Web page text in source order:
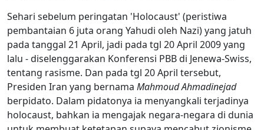
Sehari sebelum peringatan 'Holocaust' (peristiwa
pembantaian 6 juta orang Yahudi oleh Nazi) yang jatuh
pada tanggal 21 April, jadi pada tgl 20 April 2009 yang
lalu - diselenggarakan Konferensi PBB di Jenewa-Swiss,
tentang rasisme. Dan pada tgl 20 April tersebut,
Presiden Iran yang bernama Mahmoud Ahmadinejad
berpidato. Dalam pidatonya ia menyangkali terjadinya
holocaust, bahkan ia mengajak negara-negara di dunia